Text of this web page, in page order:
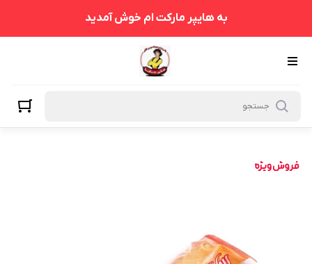
به هایپر مارکت ام خوش آمدید